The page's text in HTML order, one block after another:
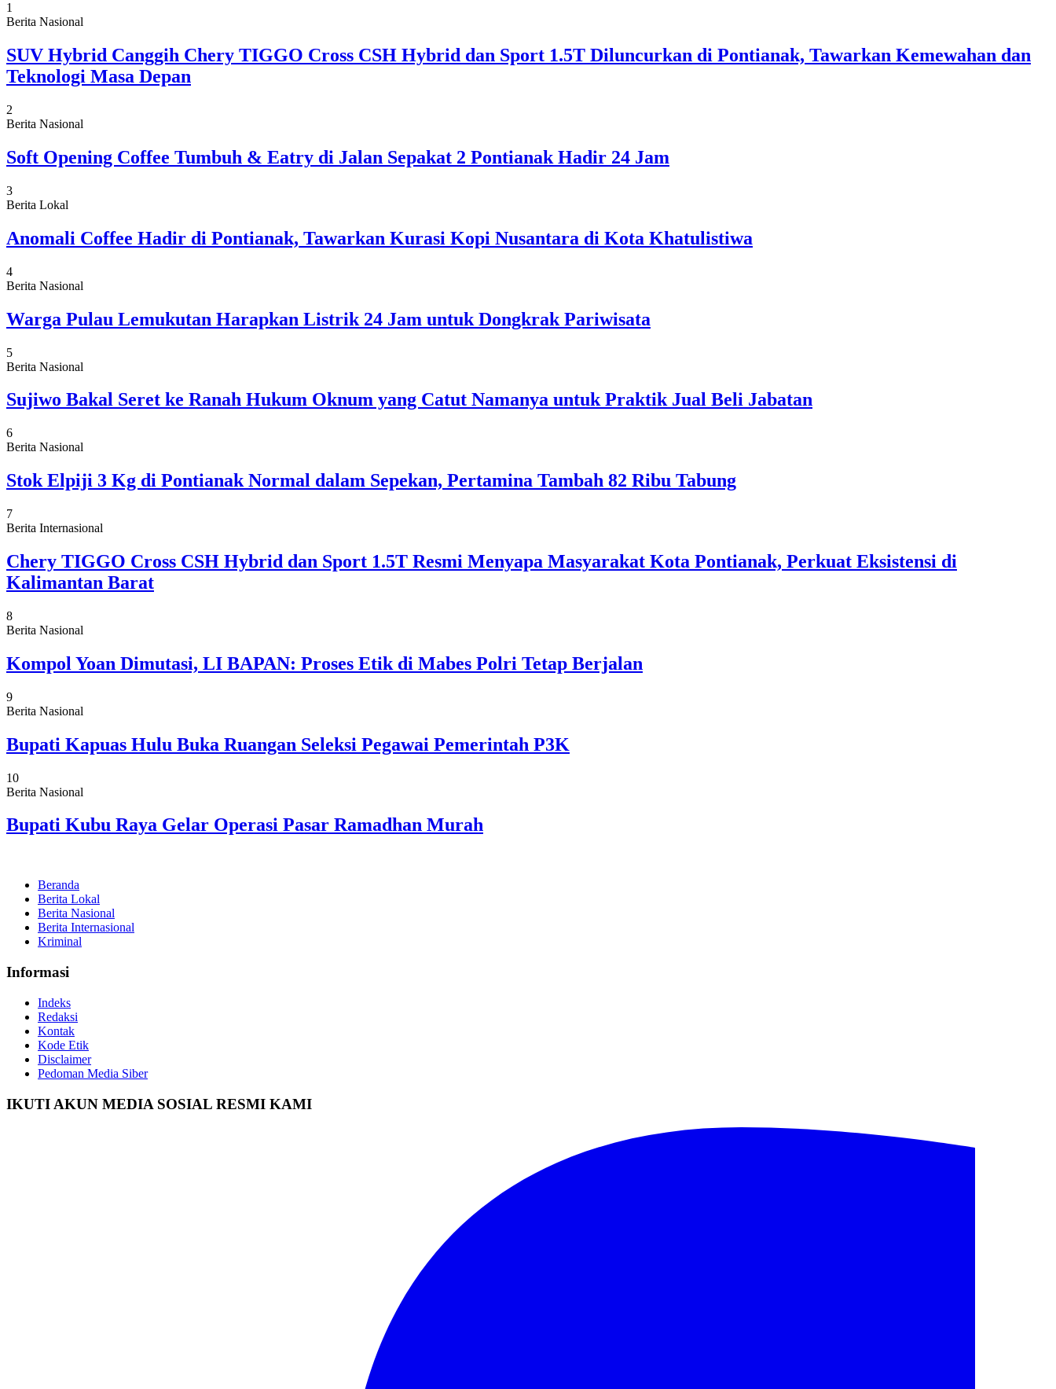
1
Berita Nasional
SUV Hybrid Canggih Chery TIGGO Cross CSH Hybrid dan Sport 1.5T Diluncurkan di Pontianak, Tawarkan Kemewahan dan
Teknologi Masa Depan
2
Berita Nasional
Soft Opening Coffee Tumbuh & Eatry di Jalan Sepakat 2 Pontianak Hadir 24 Jam
3
Berita Lokal
Anomali Coffee Hadir di Pontianak, Tawarkan Kurasi Kopi Nusantara di Kota Khatulistiwa
4
Berita Nasional
Warga Pulau Lemukutan Harapkan Listrik 24 Jam untuk Dongkrak Pariwisata
5
Berita Nasional
Sujiwo Bakal Seret ke Ranah Hukum Oknum yang Catut Namanya untuk Praktik Jual Beli Jabatan
6
Berita Nasional
Stok Elpiji 3 Kg di Pontianak Normal dalam Sepekan, Pertamina Tambah 82 Ribu Tabung
7
Berita Internasional
Chery TIGGO Cross CSH Hybrid dan Sport 1.5T Resmi Menyapa Masyarakat Kota Pontianak, Perkuat Eksistensi di
Kalimantan Barat
8
Berita Nasional
Kompol Yoan Dimutasi, LI BAPAN: Proses Etik di Mabes Polri Tetap Berjalan
9
Berita Nasional
Bupati Kapuas Hulu Buka Ruangan Seleksi Pegawai Pemerintah P3K
10
Berita Nasional
Bupati Kubu Raya Gelar Operasi Pasar Ramadhan Murah
Beranda
Berita Lokal
Berita Nasional
Berita Internasional
Kriminal
Informasi
Indeks
Redaksi
Kontak
Kode Etik
Disclaimer
Pedoman Media Siber
IKUTI AKUN MEDIA SOSIAL RESMI KAMI